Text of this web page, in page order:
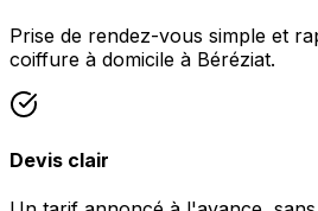
Prise de rendez-vous simple et
coiffure à domicile à Béréziat.
Devis clair